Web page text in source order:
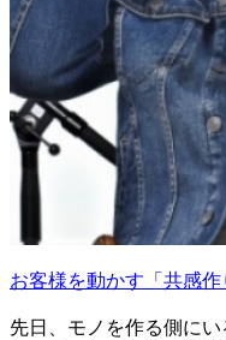
お客様を動かす「共感
先日、モノを作る側に